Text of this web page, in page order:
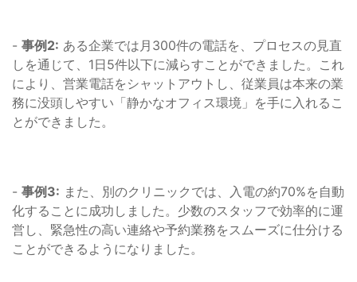
- 事例2: ある企業では月300件の電話を、プロセスの見直
しを通じて、1日5件以下に減らすことができました。これ
により、営業電話をシャットアウトし、従業員は本来の業
務に没頭しやすい「静かなオフィス環境」を手に入れるこ
とができました。
- 事例3: また、別のクリニックでは、入電の約70%を自動
化することに成功しました。少数のスタッフで効率的に運
営し、緊急性の高い連絡や予約業務をスムーズに仕分ける
ことができるようになりました。